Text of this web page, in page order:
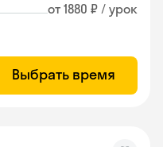
от 1880 ₽ / урок
Выбрать время